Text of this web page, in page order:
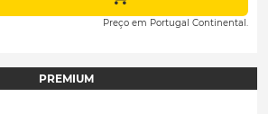
Preço em Portugal Continental.
PREMIUM